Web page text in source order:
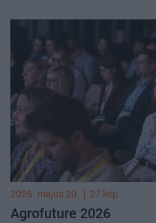
2026. május 20. | 27 kép
Agrofuture 2026